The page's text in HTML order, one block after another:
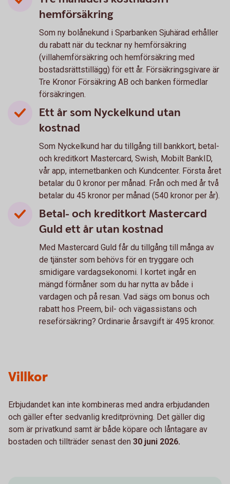
hemförsäkring
Som ny bolånekund i Sparbanken Sjuhärad erhåller
du rabatt när du tecknar ny hemförsäkring
(villahemförsäkring och hemförsäkring med
bostadsrättstillägg) för ett år. Försäkringsgivare är
Tre Kronor Försäkring AB och banken förmedlar
försäkringen.
Ett år som Nyckelkund utan
kostnad
Som Nyckelkund har du tillgång till bankkort, betal-
och kreditkort Mastercard, Swish, Mobilt BankID,
vår app, internetbanken och Kundcenter. Första året
betalar du 0 kronor per månad. Från och med år två
betalar du 45 kronor per månad (540 kronor per år).
Betal- och kreditkort Mastercard
Guld ett år utan kostnad
Med Mastercard Guld får du tillgång till många av
de tjänster som behövs för en tryggare och
smidigare vardagsekonomi. I kortet ingår en
mängd förmåner som du har nytta av både i
vardagen och på resan. Vad sägs om bonus och
rabatt hos Preem, bil- och vägassistans och
reseförsäkring? Ordinarie årsavgift är 495 kronor.
Villkor
Erbjudandet kan inte kombineras med andra erbjudanden
och gäller efter sedvanlig kreditprövning. Det gäller dig
som är privatkund samt är både köpare och låntagare av
bostaden och tillträder senast den 30 juni 2026.